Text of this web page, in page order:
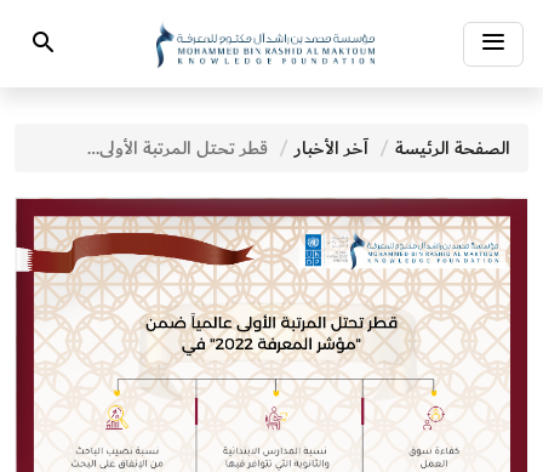
Toggle
navigation
Search
الصفحة الرئيسة آخر الأخبار قطر تحتل المرتبة الأولى عالمياً في كفاءة سوق العمل ونسبة وظائف التعليم التقني والتدريب المهني ضمن "مؤشر المعرفة 2022"